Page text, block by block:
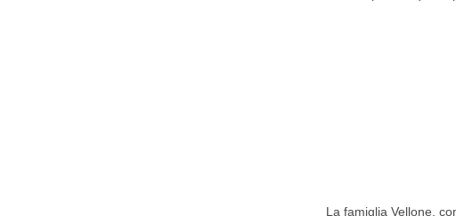
La famiglia Vellone,